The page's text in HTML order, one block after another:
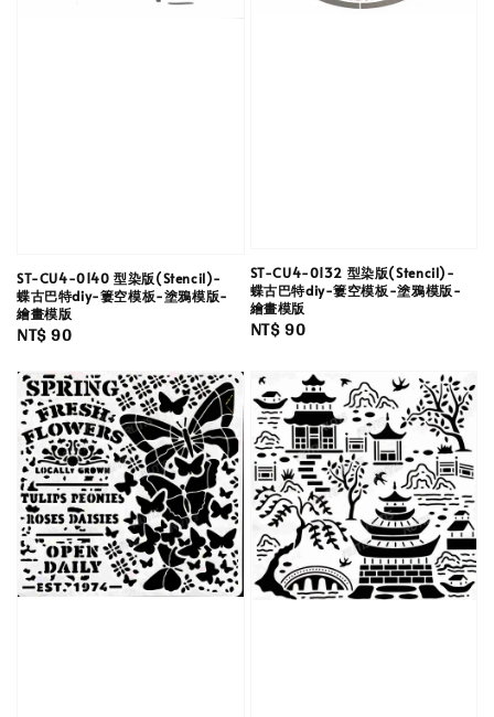
ST-CU4-0140 型染版(Stencil)-
蝶古巴特diy-簍空模板-塗鴉模版-
繪畫模版
Regular
NT$ 90
ST-CU4-0132 型染版(Stencil)-
蝶古巴特diy-簍空模板-塗鴉模版-
繪畫模版
Regular
NT$ 90